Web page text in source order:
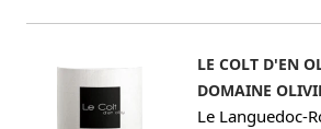
LE COLT D'EN
DOMAINE
Le Languedoc-